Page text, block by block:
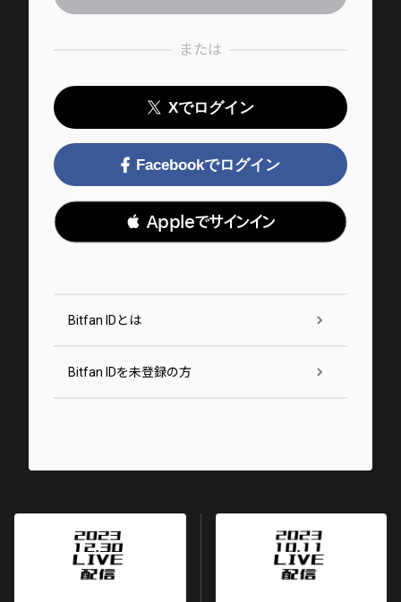
または
Xでログイン
Facebookでログイン
 Appleでサインイン
Bitfan IDとは
Bitfan IDを未登録の方